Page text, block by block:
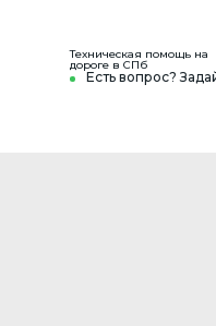
Есть вопрос?
Техническая помощь на
дороге в СПб